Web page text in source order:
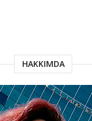
HAKKIMDA